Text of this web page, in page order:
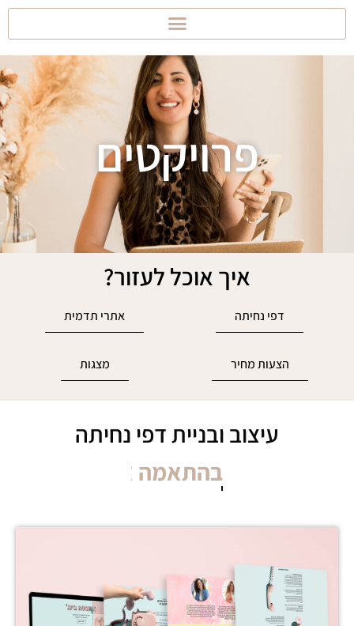
פרויקטים
איך אוכל לעזור?
דפי נחיתה אתרי תדמית
הצעות מחיר מצגות
עיצוב ובניית דפי נחיתה
אפקטיביים